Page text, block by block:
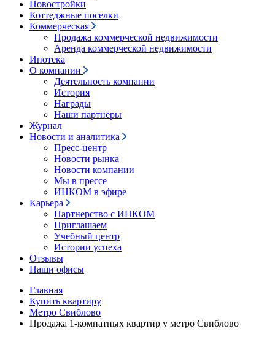
Новостройки
Коттеджные поселки
Коммерческая
Продажа коммерческой недвижимости
Аренда коммерческой недвижимости
Ипотека
О компании
Деятельность компании
История
Награды
Наши партнёры
Журнал
Новости и аналитика
Пресс-центр
Новости рынка
Новости компании
Мы в прессе
ИНКОМ в эфире
Карьера
Партнерство с ИНКОМ
Приглашаем
Учебный центр
Истории успеха
Отзывы
Наши офисы
Главная
Купить квартиру
Метро Свиблово
Продажа 1-комнатных квартир у метро Свиблово